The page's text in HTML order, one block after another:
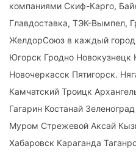
компаниями Скиф-Карго,
Главдоставка, ТЭК-Вымпел,
ЖелдорСоюз в каждый
Югорск Гродно Новокузнецк
Новочеркасск Пятигорск.
Камчатский Троицк
Гагарин Костанай
Муром Стрежевой Аксай
Хабаровск Караганда